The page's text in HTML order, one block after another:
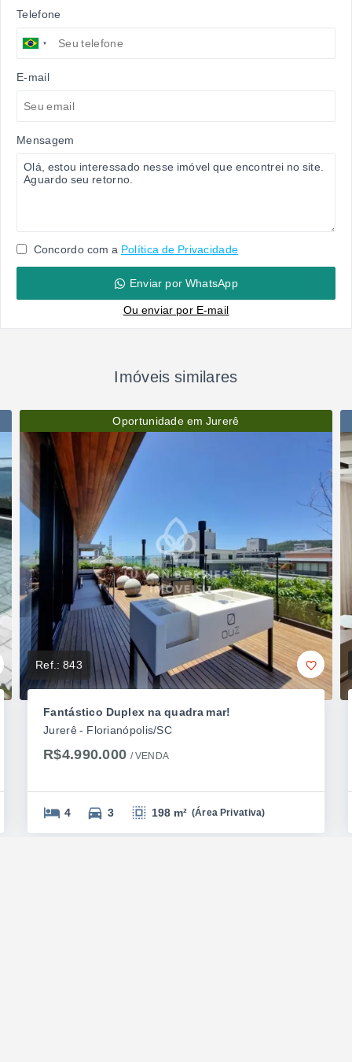
Telefone
E-mail
Mensagem
Concordo com a Política de Privacidade
Enviar por WhatsApp
Ou enviar por E-mail
Imóveis similares
Oportunidade em Jurerê
Ref.:843
Fantástico Duplex na quadra mar!
Jurerê - Florianópolis/SC
R$4.990.000 / VENDA
4 3 198 m² (Área Privativa)